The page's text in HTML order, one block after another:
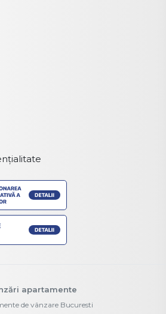
apartamente
de vânzare Bucuresti